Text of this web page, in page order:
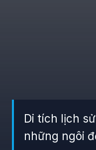
Di tích lịch
những ngôi